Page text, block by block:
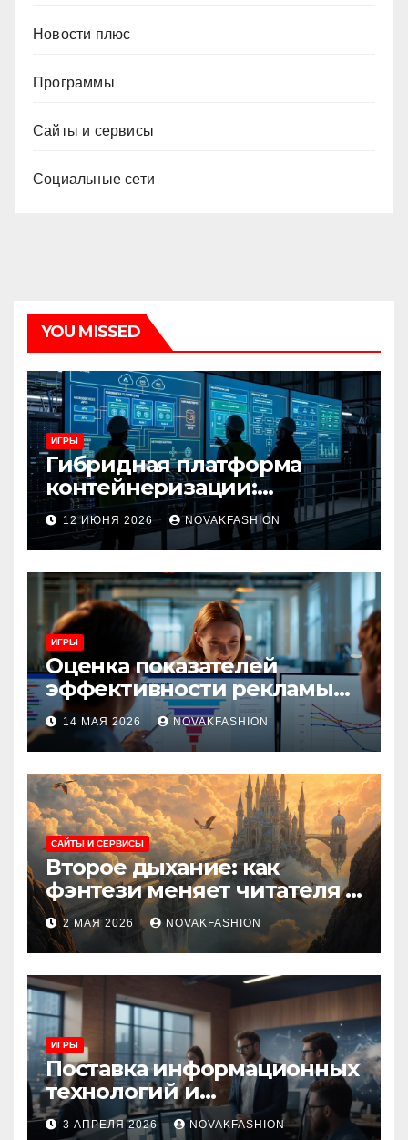
Новости плюс
Программы
Сайты и сервисы
Социальные сети
YOU MISSED
ИГРЫ
Гибридная платформа
контейнеризации:
архитектура, особенности
и сценарии использования
12 ИЮНЯ 2026 NOVAKFASHION
ИГРЫ
Оценка показателей
эффективности рекламы
при атрибуции
множественных точек
касания
14 МАЯ 2026 NOVAKFASHION
САЙТЫ И СЕРВИСЫ
Второе дыхание: как
фэнтези меняет читателя и
культуру
2 МАЯ 2026 NOVAKFASHION
ИГРЫ
Поставка информационных
технологий и
инновационные решения
3 АПРЕЛЯ 2026 NOVAKFASHION